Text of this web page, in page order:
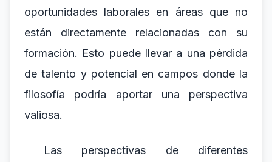
oportunidades laborales en áreas que no
están directamente relacionadas con su
formación. Esto puede llevar a una pérdida
de talento y potencial en campos donde la
filosofía podría aportar una perspectiva
valiosa.
Las perspectivas de diferentes